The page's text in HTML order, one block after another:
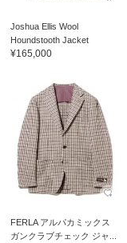
Joshua Ellis Wool
Houndstooth Jacket
¥165,000
FERLA アルパカミックス
ガンクラブチェック ジャ...